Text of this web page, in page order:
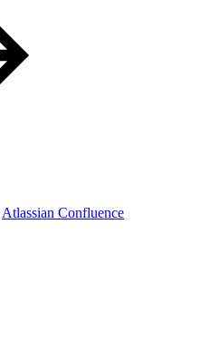
Atlassian Confluence